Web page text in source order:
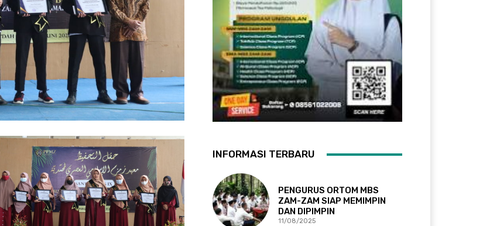
INFORMASI TERBARU
PENGURUS ORTOM MBS
ZAM-ZAM SIAP MEMIMPIN
DAN DIPIMPIN
11/08/2025